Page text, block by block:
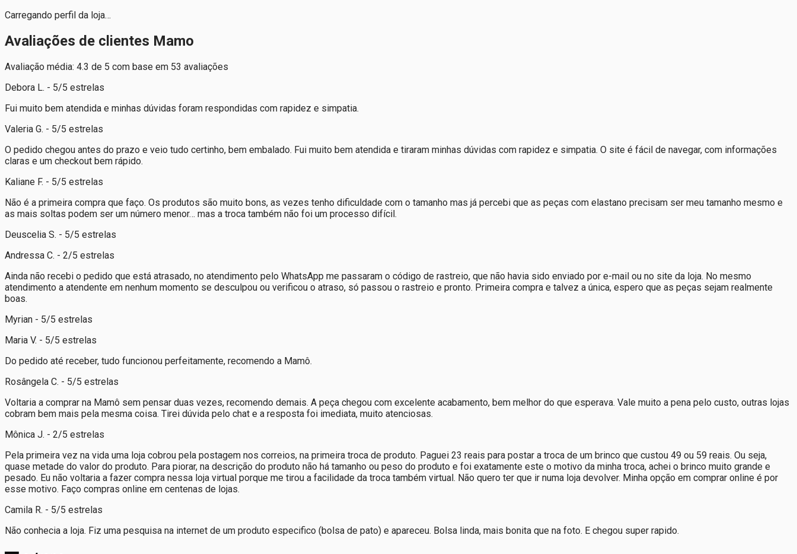
Carregando perfil da loja…
Avaliações de clientes Mamo
Avaliação média: 4.3 de 5 com base em 53 avaliações
Debora L. - 5/5 estrelas
Fui muito bem atendida e minhas dúvidas foram respondidas com rapidez e simpatia.
Valeria G. - 5/5 estrelas
O pedido chegou antes do prazo e veio tudo certinho, bem embalado. Fui muito bem atendida e tiraram minhas dúvidas com rapidez e simpatia. O site é fácil de navegar, com informações
claras e um checkout bem rápido.
Kaliane F. - 5/5 estrelas
Não é a primeira compra que faço. Os produtos são muito bons, as vezes tenho dificuldade com o tamanho mas já percebi que as peças com elastano precisam ser meu tamanho mesmo e
as mais soltas podem ser um número menor… mas a troca também não foi um processo difícil.
Deuscelia S. - 5/5 estrelas
Andressa C. - 2/5 estrelas
Ainda não recebi o pedido que está atrasado, no atendimento pelo WhatsApp me passaram o código de rastreio, que não havia sido enviado por e-mail ou no site da loja. No mesmo
atendimento a atendente em nenhum momento se desculpou ou verificou o atraso, só passou o rastreio e pronto. Primeira compra e talvez a única, espero que as peças sejam realmente
boas.
Myrian - 5/5 estrelas
Maria V. - 5/5 estrelas
Do pedido até receber, tudo funcionou perfeitamente, recomendo a Mamô.
Rosângela C. - 5/5 estrelas
Voltaria a comprar na Mamô sem pensar duas vezes, recomendo demais. A peça chegou com excelente acabamento, bem melhor do que esperava. Vale muito a pena pelo custo, outras lojas
cobram bem mais pela mesma coisa. Tirei dúvida pelo chat e a resposta foi imediata, muito atenciosas.
Mônica J. - 2/5 estrelas
Pela primeira vez na vida uma loja cobrou pela postagem nos correios, na primeira troca de produto. Paguei 23 reais para postar a troca de um brinco que custou 49 ou 59 reais. Ou seja,
quase metade do valor do produto. Para piorar, na descrição do produto não há tamanho ou peso do produto e foi exatamente este o motivo da minha troca, achei o brinco muito grande e
pesado. Eu não voltaria a fazer compra nessa loja virtual porque me tirou a facilidade da troca também virtual. Não quero ter que ir numa loja devolver. Minha opção em comprar online é por
esse motivo. Faço compras online em centenas de lojas.
Camila R. - 5/5 estrelas
Não conhecia a loja. Fiz uma pesquisa na internet de um produto especifico (bolsa de pato) e apareceu. Bolsa linda, mais bonita que na foto. E chegou super rapido.